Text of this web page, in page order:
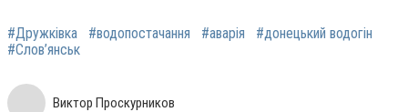
#Дружківка #водопостачання #аварія
#донецький водогін
#Слов’янськ
Виктор Проскурников